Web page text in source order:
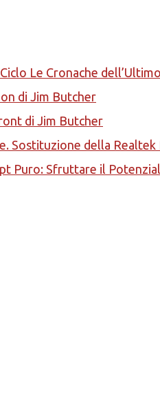
Le Cronache
di Jim Butcher
di Jim Butcher
Sostituzione della Realtek
Puro: Sfruttare il